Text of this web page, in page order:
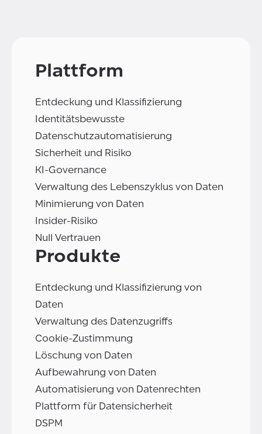
Plattform
Entdeckung und Klassifizierung
Identitätsbewusste
Datenschutzautomatisierung
Sicherheit und Risiko
KI-Governance
Verwaltung des Lebenszyklus von Daten
Minimierung von Daten
Insider-Risiko
Null Vertrauen
Produkte
Entdeckung und Klassifizierung von
Daten
Verwaltung des Datenzugriffs
Cookie-Zustimmung
Löschung von Daten
Aufbewahrung von Daten
Automatisierung von Datenrechten
Plattform für Datensicherheit
DSPM